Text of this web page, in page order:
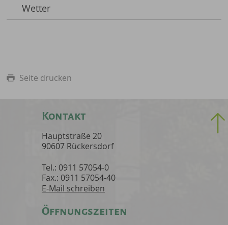
Wetter
Seite drucken
Kontakt
Hauptstraße 20
90607 Rückersdorf
Tel.: 0911 57054-0
Fax.: 0911 57054-40
E-Mail schreiben
Öffnungszeiten